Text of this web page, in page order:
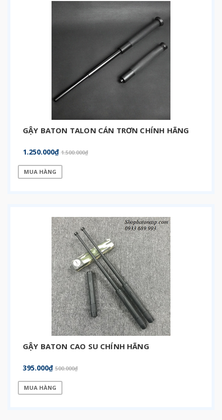
GẬY BATON TALON CÁN TRƠN CHÍNH HÃNG
1.250.000₫ 1.500.000₫
MUA HÀNG
GẬY BATON CAO SU CHÍNH HÃNG
395.000₫ 500.000₫
MUA HÀNG